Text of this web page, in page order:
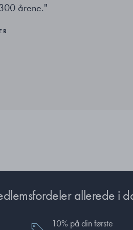
årene."
allerede i
10% på din første